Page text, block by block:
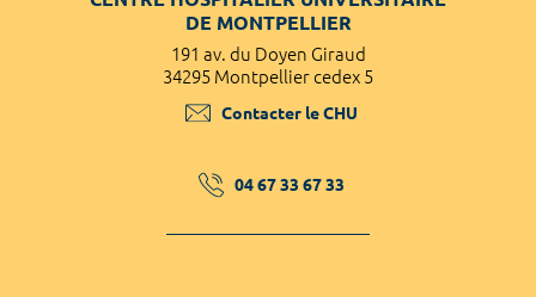
DE MONTPELLIER
191 av. du Doyen Giraud
34295 Montpellier cedex 5
Contacter le CHU
04 67 33 67 33